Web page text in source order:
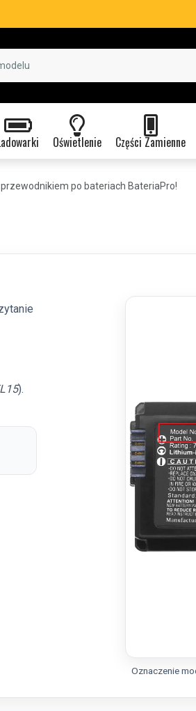
Oświetlenie Części Zamienne
po bateriach BateriaPro!
).
Oznaczenie